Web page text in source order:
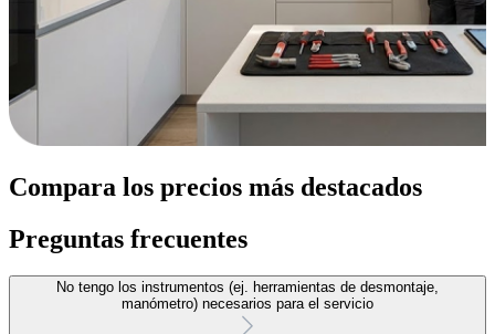
Compara los precios más destacados
Preguntas frecuentes
No tengo los instrumentos (ej. herramientas de desmontaje,
manómetro) necesarios para el servicio